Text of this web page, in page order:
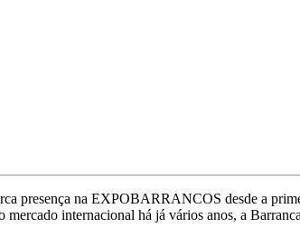
presença na EXPOBARRANCOS desde a
internacional há já vários anos, a